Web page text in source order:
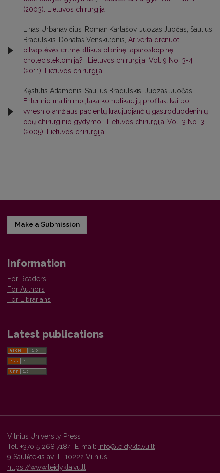
(2003): Lietuvos chirurgija
Linas Urbanavičius, Roman Kartašov, Juozas Juočas, Saulius
Bradulskis, Donatas Venskutonis, Ar verta drenuoti
pilvaplėvės ertmę atlikus planinę laparoskopinę
cholecistektomiją?
Lietuvos chirurgija: Vol. 9 No. 3-4
(2011): Lietuvos chirurgija
Kęstutis Adamonis, Saulius Bradulskis, Juozas Juočas,
Enterinio maitinimo įtaka komplikacijų profilaktikai po
vyresnio amžiaus pacientų kraujuojančių gastroduodeninių
opų chirurginio gydymo
Lietuvos chirurgija: Vol. 3 No. 3
(2005): Lietuvos chirurgija
Make a Submission
Information
For Readers
For Authors
For Librarians
Latest publications
Vilnius University Press
Tel. +370 5 268 7184, E-mail: info@leidykla.vu.lt
9 Saulėtekis av., LT10222 Vilnius
https://www.leidykla.vu.lt